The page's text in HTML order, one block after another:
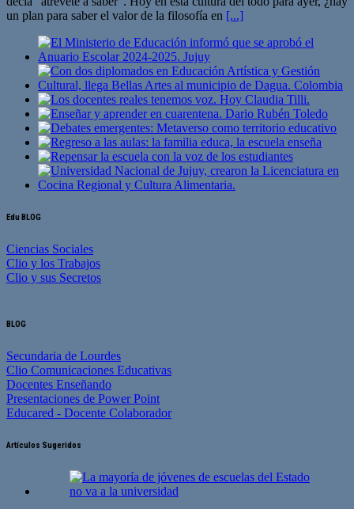
un plan para saber el valor de la filosofía en [...]
Edu BLOG
Ciencias Sociales
Clio y los Trabajos
Clio y sus Secretos
BLOG
Secundaria de Lourdes
Clio Comunicaciones Educativas
Docentes Enseñando
Presentaciones de Power Point
Educared - Docente Colaborador
Artículos Sugeridos